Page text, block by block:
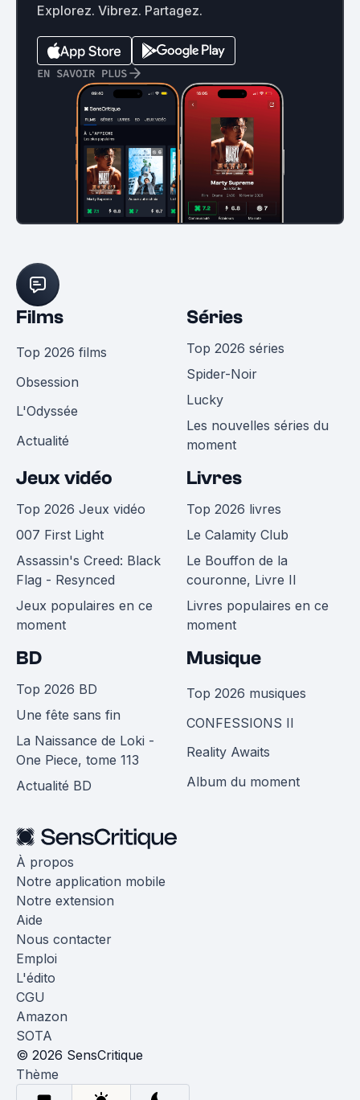
Explorez. Vibrez. Partagez.
EN SAVOIR PLUS
Films
Top 2026 films
Obsession
L'Odyssée
Actualité
Séries
Top 2026 séries
Spider-Noir
Lucky
Les nouvelles séries du
moment
Jeux vidéo
Top 2026 Jeux vidéo
007 First Light
Assassin's Creed: Black
Flag - Resynced
Jeux populaires en ce
moment
Livres
Top 2026 livres
Le Calamity Club
Le Bouffon de la
couronne, Livre II
Livres populaires en ce
moment
BD
Top 2026 BD
Une fête sans fin
La Naissance de Loki -
One Piece, tome 113
Actualité BD
Musique
Top 2026 musiques
CONFESSIONS II
Reality Awaits
Album du moment
À propos
Notre application mobile
Notre extension
Aide
Nous contacter
Emploi
L'édito
CGU
Amazon
SOTA
© 2026 SensCritique
Thème